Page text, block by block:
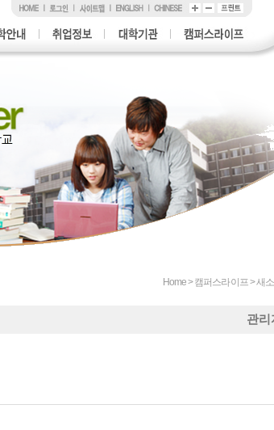
Home > 캠퍼스라이프 > 새
관리